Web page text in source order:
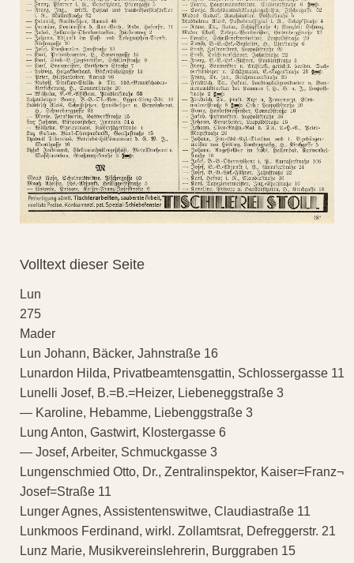
Volltext dieser Seite
Lun
275
Mader
Lun Johann, Bäcker, Jahnstraße 16
Lunardon Hilda, Privatbeamtensgattin, Schlossergasse 11
Lunelli Josef, B.=B.=Heizer, Liebeneggstraße 3
— Karoline, Hebamme, Liebenggstraße 3
Lung Anton, Gastwirt, Klostergasse 6
— Josef, Arbeiter, Schmuckgasse 3
Lungenschmied Otto, Dr., Zentralinspektor, Kaiser=Franz¬
Josef=Straße 11
Lunger Agnes, Assistentenswitwe, Claudiastraße 11
Lunkmoos Ferdinand, wirkl. Zollamtsrat, Defreggerstr. 21
Lunz Marie, Musikvereinslehrerin, Burggraben 15